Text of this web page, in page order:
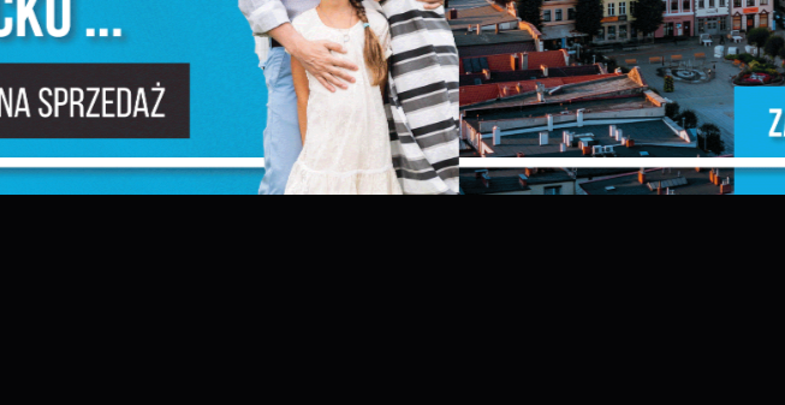
Funkcjonalne i personalizacyjne
Tego typu pliki cookies umożliwiają stronie internetowej zapamiętanie
wprowadzonych przez Ciebie ustawień oraz personalizację określonych
funkcjonalności czy prezentowanych treści.
Dzięki tym plikom cookies możemy zapewnić Ci większy komfort korzystania z
funkcjonalności naszej strony poprzez dopasowanie jej do Twoich indywidualnych
preferencji. Wyrażenie zgody na funkcjonalne i personalizacyjne pliki cookies
gwarantuje dostępność większej ilości funkcji na stronie.
Więcej
ZAPISZ WYBRANE